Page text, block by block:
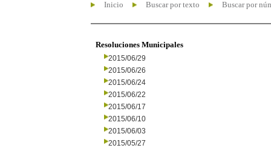
Inicio Buscar por texto Buscar por
Resoluciones Municipales
2015/06/29
2015/06/26
2015/06/24
2015/06/22
2015/06/17
2015/06/10
2015/06/03
2015/05/27